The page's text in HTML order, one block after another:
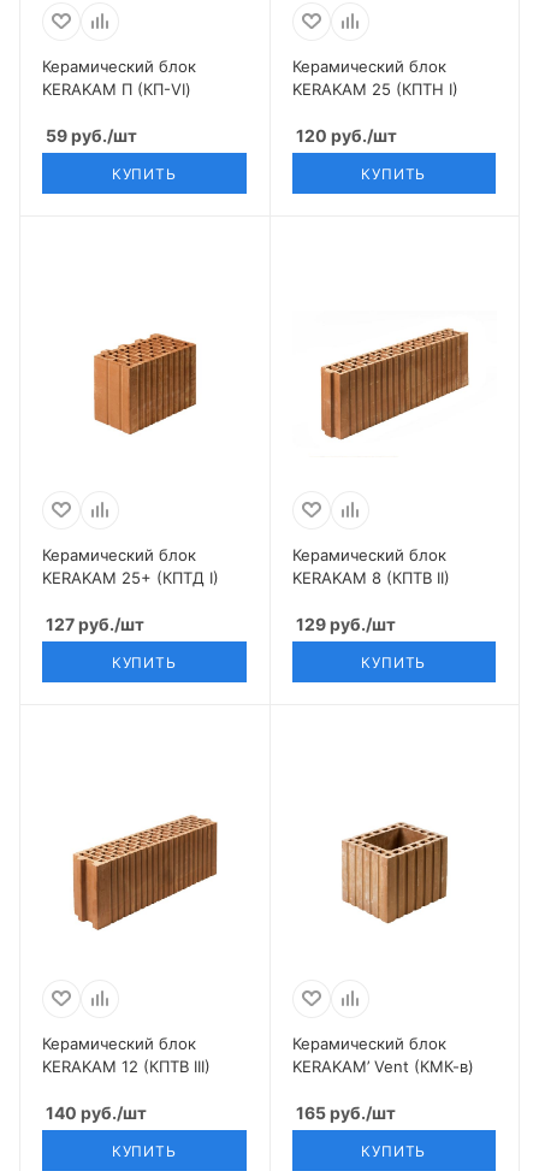
Керамический блок
KERAKAM П (КП-VI)
59руб./шт
КУПИТЬ
Керамический блок
KERAKAM 25 (КПТН I)
120 руб./шт
КУПИТЬ
Керамический блок
KERAKAM 25+ (КПТД I)
127руб./шт
КУПИТЬ
Керамический блок
KERAKAM 8 (КПТВ II)
129руб./шт
КУПИТЬ
Керамический блок
KERAKAM 12 (КПТВ III)
140 руб./шт
КУПИТЬ
Керамический блок
KERAKAM’ Vent (КМК-в)
165руб./шт
КУПИТЬ